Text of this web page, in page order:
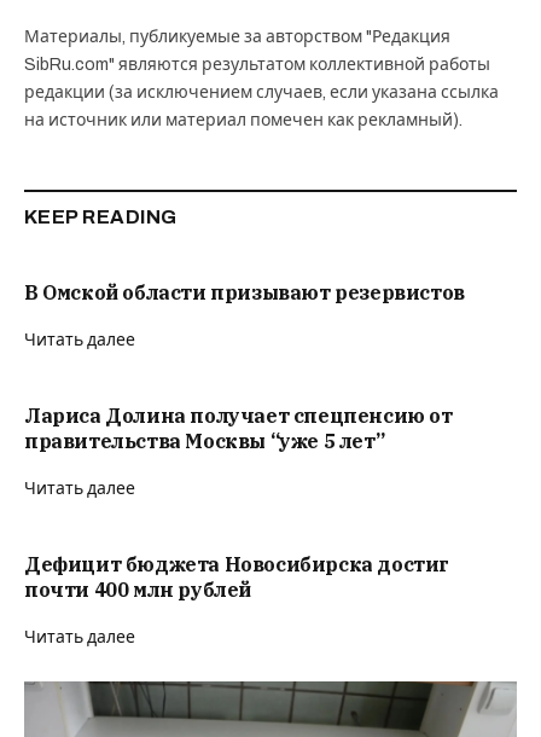
Материалы, публикуемые за авторством "Редакция
SibRu.com" являются результатом коллективной работы
редакции (за исключением случаев, если указана ссылка
на источник или материал помечен как рекламный).
KEEP READING
В Омской области призывают резервистов
Читать далее
Лариса Долина получает спецпенсию от
правительства Москвы “уже 5 лет”
Читать далее
Дефицит бюджета Новосибирска достиг
почти 400 млн рублей
Читать далее